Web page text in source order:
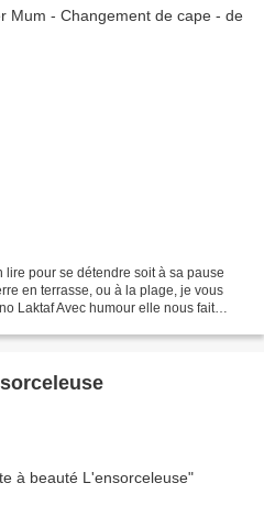
pour se détendre soit à sa pause
en terrasse, ou à la plage, je vous
Laktaf Avec humour elle nous fait